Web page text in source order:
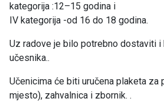
kategorija :12–15 godina i
IV kategorija -od 16 do 18 godina.
Uz radove je bilo potrebno dostaviti i
učesnika..
Učenicima će biti uručena plaketa za
mjesto), zahvalnica i zbornik. .